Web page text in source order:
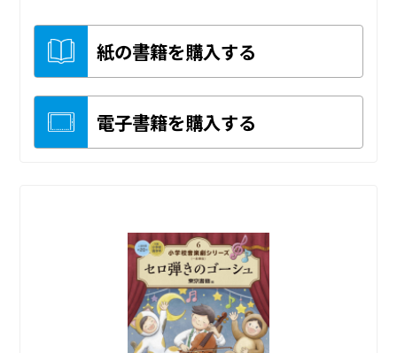
紙の書籍を購入する
電子書籍を購入する